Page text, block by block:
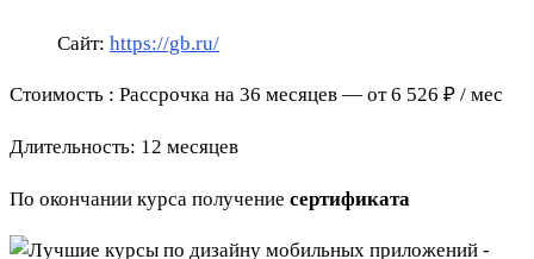
Сайт: https://gb.ru/
Стоимость : Рассрочка на 36 месяцев — от 6 526 ₽ / мес
Длительность: 12 месяцев
По окончании курса получение сертификата